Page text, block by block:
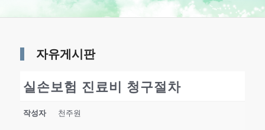
자유게시판
실손보험 진료비 청구절차
작성자 천주원